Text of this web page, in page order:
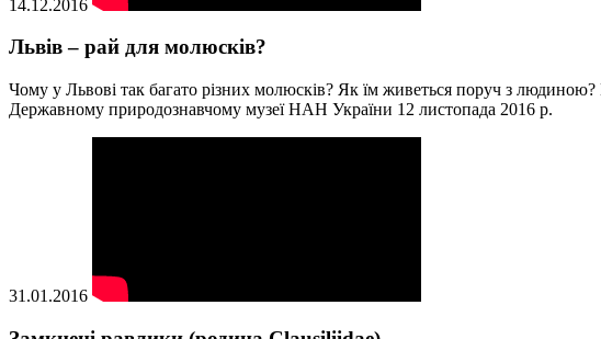
14.12.2016
Львів – рай для молюсків?
Чому у Львові так багато різних молюсків? Як їм живеться поруч з людиною?
Державному природознавчому музеї НАН України 12 листопада 2016 р.
31.01.2016